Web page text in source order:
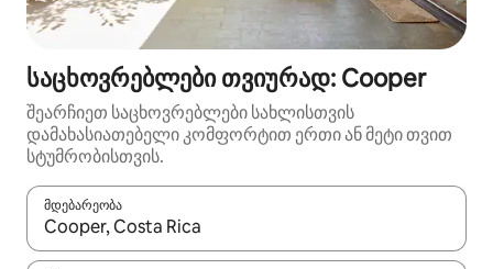
საცხოვრებლები თვიურად: Cooper
შეარჩიეთ საცხოვრებლები სახლისთვის
დამახასიათებელი კომფორტით ერთი ან მეტი თვით
სტუმრობისთვის.
მდებარეობა
როცა შედეგები ხელმისაწვდომი გახდება, ნავიგაციისთვის